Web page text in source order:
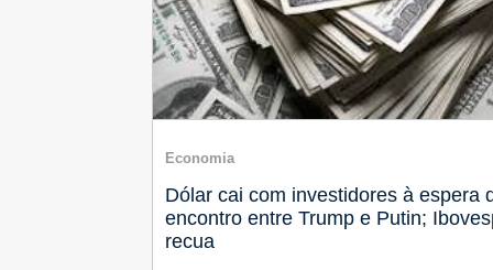
Economia
Dólar cai com investidores à espera
encontro entre Trump e Putin;
recua